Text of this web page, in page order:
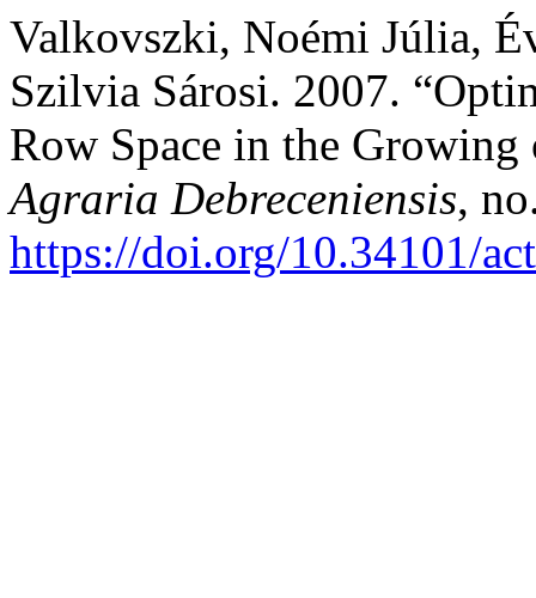
Valkovszki, Noémi Júlia,
Szilvia Sárosi. 2007.
Row Space in the
Agraria Debreceniensis,
https://doi.org/10.34101/